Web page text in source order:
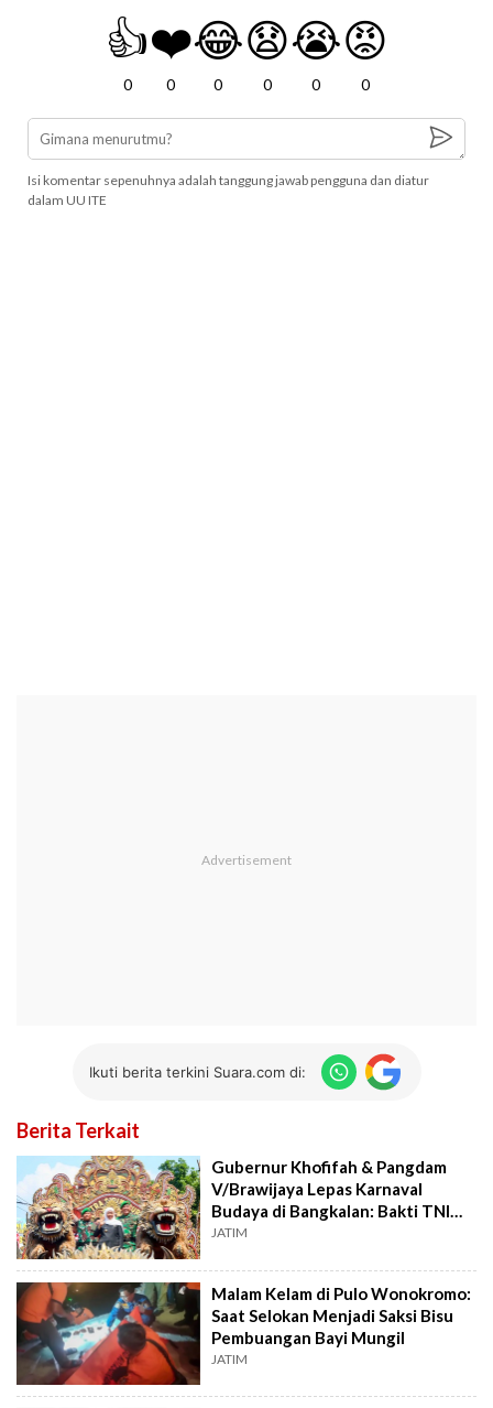
👍
0
❤️
0
😂
0
😧
0
😭
0
😡
0
Isi komentar sepenuhnya adalah tanggung jawab pengguna dan diatur
dalam UU ITE
Ikuti berita terkini Suara.com di:
Berita Terkait
Gubernur Khofifah & Pangdam
V/Brawijaya Lepas Karnaval
Budaya di Bangkalan: Bakti TNI
untuk Negeri
JATIM
Malam Kelam di Pulo Wonokromo:
Saat Selokan Menjadi Saksi Bisu
Pembuangan Bayi Mungil
JATIM